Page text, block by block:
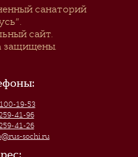
санаторий
.
сайт.
защищены.
19-53
41-96
41-26
sochi.ru